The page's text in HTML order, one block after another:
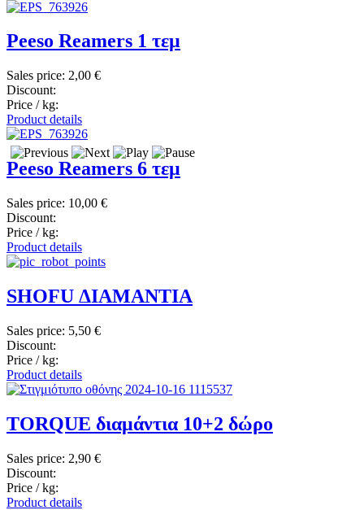
Peeso Reamers 1 τεμ
Sales price: 2,00 €
Discount:
Price / kg:
Product details
Peeso Reamers 6 τεμ
Sales price: 10,00 €
Discount:
Price / kg:
Product details
SHOFU ΔΙΑΜΑΝΤΙΑ
Sales price: 5,50 €
Discount:
Price / kg:
Product details
TORQUE διαμάντια 10+2 δώρο
Sales price: 2,90 €
Discount:
Price / kg:
Product details